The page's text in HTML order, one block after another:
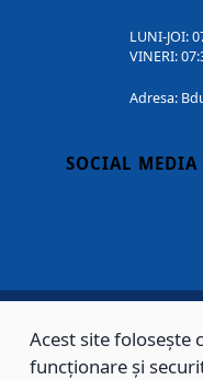
LUNI-JOI:
VINERI:
Adresa:
SOCIAL MEDIA
Copyright © 2002 - 2026 -
Acest site folosește
funcționare și